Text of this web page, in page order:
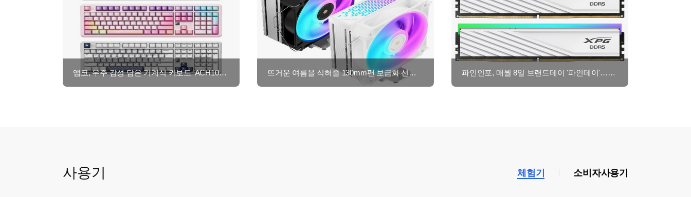
앱코, 우주 감성 담은 기계식 키보드 'ACH108' 출시…네이버 브랜드데이 기획전 진행 뜨거운 여름을 식혀줄 130mm팬 보급화 선언! JF160R Quiet 파인인포, 매월 8일 브랜드데이 '파인데이'…8월 8일 첫 프로모션
사용기 체험기 소비자사용기